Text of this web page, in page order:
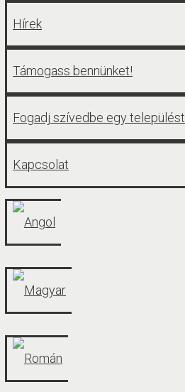
Hírek
Támogass bennünket!
Fogadj szívedbe egy települést
Kapcsolat